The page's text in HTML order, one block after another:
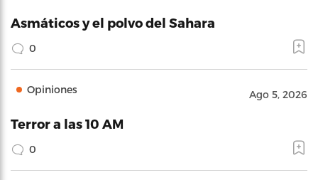
Asmáticos y el polvo del Sahara
0
Opiniones Ago 5, 2026
Terror a las 10 AM
0